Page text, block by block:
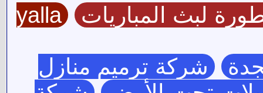
لبث المباريات yalla
شركة ترميم منازل